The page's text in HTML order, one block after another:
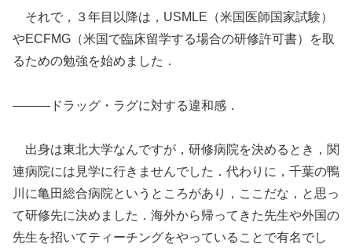
それで，３年目以降は，USMLE（米国医師国家試験）
やECFMG（米国で臨床留学する場合の研修許可書）を取
るための勉強を始めました．
―――ドラッグ・ラグに対する違和感．
出身は東北大学なんですが，研修病院を決めるとき，関
連病院には見学に行きませんでした．代わりに，千葉の鴨
川に亀田総合病院というところがあり，ここだな，と思っ
て研修先に決めました．海外から帰ってきた先生や外国の
先生を招いてティーチングをやっていることで有名でし